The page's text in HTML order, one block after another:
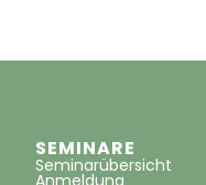
SEMINARE
Seminarübersicht
Anmeldung